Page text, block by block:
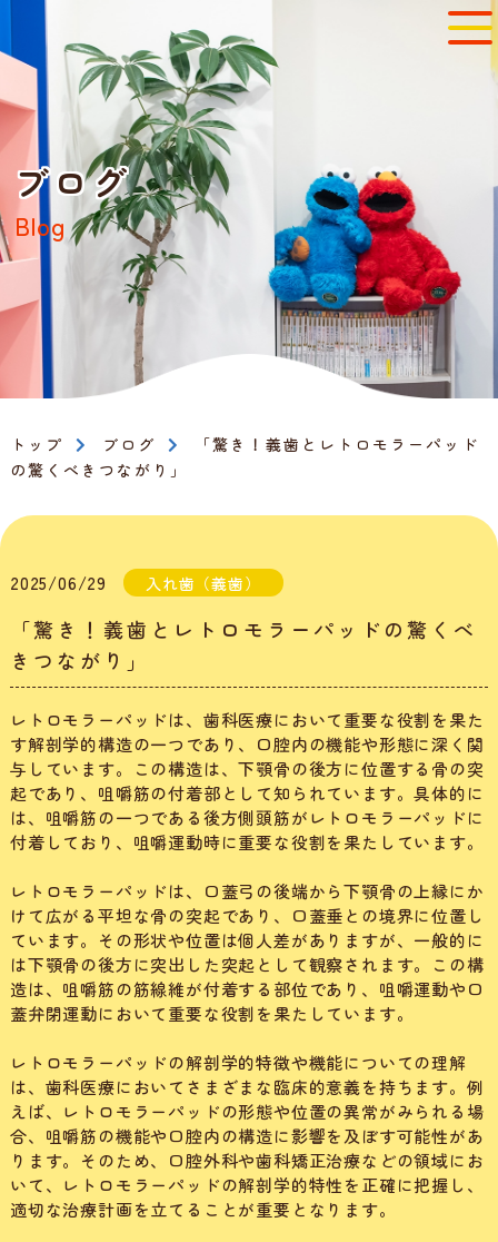
ブログ
Blog
トップ ブログ
「驚き！義歯とレトロモラーパッド
の驚くべきつながり」
2025/06/29 入れ歯（義歯）
「驚き！義歯とレトロモラーパッドの驚くべ
きつながり」
レトロモラーパッドは、歯科医療において重要な役割を果た
す解剖学的構造の一つであり、口腔内の機能や形態に深く関
与しています。この構造は、下顎骨の後方に位置する骨の突
起であり、咀嚼筋の付着部として知られています。具体的に
は、咀嚼筋の一つである後方側頭筋がレトロモラーパッドに
付着しており、咀嚼運動時に重要な役割を果たしています。
レトロモラーパッドは、口蓋弓の後端から下顎骨の上縁にか
けて広がる平坦な骨の突起であり、口蓋垂との境界に位置し
ています。その形状や位置は個人差がありますが、一般的に
は下顎骨の後方に突出した突起として観察されます。この構
造は、咀嚼筋の筋線維が付着する部位であり、咀嚼運動や口
蓋弁閉運動において重要な役割を果たしています。
レトロモラーパッドの解剖学的特徴や機能についての理解
は、歯科医療においてさまざまな臨床的意義を持ちます。例
えば、レトロモラーパッドの形態や位置の異常がみられる場
合、咀嚼筋の機能や口腔内の構造に影響を及ぼす可能性があ
ります。そのため、口腔外科や歯科矯正治療などの領域にお
いて、レトロモラーパッドの解剖学的特性を正確に把握し、
適切な治療計画を立てることが重要となります。